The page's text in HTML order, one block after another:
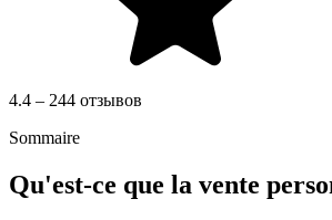
4.4 – 244 отзывов
Sommaire
Qu'est-ce que la vente